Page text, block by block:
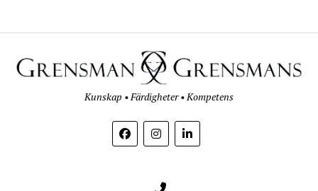
Kunskap • Färdigheter • Kompetens